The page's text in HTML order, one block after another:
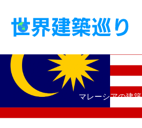
マレーシアの建築